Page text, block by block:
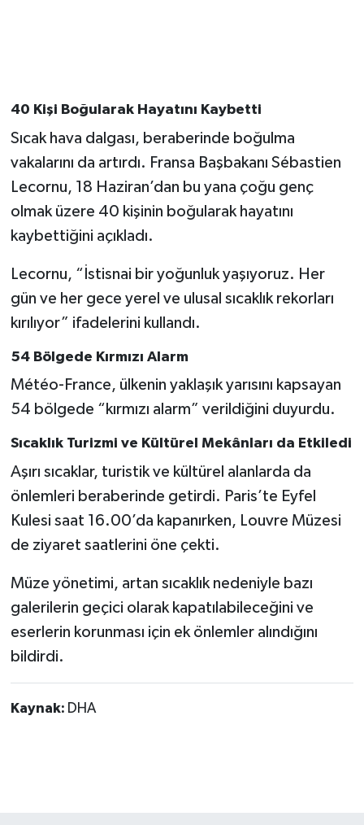
40 Kişi Boğularak Hayatını Kaybetti
Sıcak hava dalgası, beraberinde boğulma
vakalarını da artırdı. Fransa Başbakanı Sébastien
Lecornu, 18 Haziran’dan bu yana çoğu genç
olmak üzere 40 kişinin boğularak hayatını
kaybettiğini açıkladı.
Lecornu, “İstisnai bir yoğunluk yaşıyoruz. Her
gün ve her gece yerel ve ulusal sıcaklık rekorları
kırılıyor” ifadelerini kullandı.
54 Bölgede Kırmızı Alarm
Météo-France, ülkenin yaklaşık yarısını kapsayan
54 bölgede “kırmızı alarm” verildiğini duyurdu.
Sıcaklık Turizmi ve Kültürel Mekânları da Etkiledi
Aşırı sıcaklar, turistik ve kültürel alanlarda da
önlemleri beraberinde getirdi. Paris’te Eyfel
Kulesi saat 16.00’da kapanırken, Louvre Müzesi
de ziyaret saatlerini öne çekti.
Müze yönetimi, artan sıcaklık nedeniyle bazı
galerilerin geçici olarak kapatılabileceğini ve
eserlerin korunması için ek önlemler alındığını
bildirdi.
Kaynak: DHA